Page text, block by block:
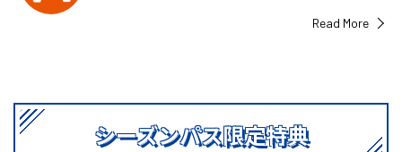
Read More
シーズンパス限定特典